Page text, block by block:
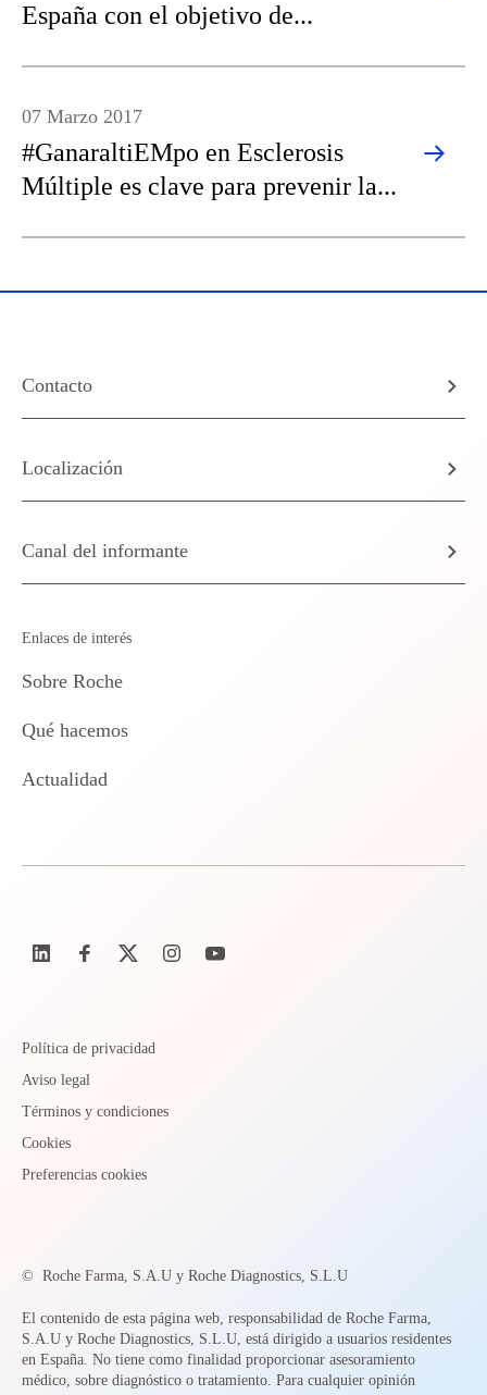
España con el objetivo de...
#GanaraltiEMpo en Esclerosis
Múltiple es clave para prevenir la...
07 Marzo 2017
Contacto
Localización
Canal del informante
Enlaces de interés
Sobre Roche
Qué hacemos
Actualidad
Política de privacidad
Aviso legal
Términos y condiciones
Cookies
Preferencias cookies
© Roche Farma, S.A.U y Roche Diagnostics, S.L.U
El contenido de esta página web, responsabilidad de Roche Farma,
S.A.U y Roche Diagnostics, S.L.U, está dirigido a usuarios residentes
en España. No tiene como finalidad proporcionar asesoramiento
médico, sobre diagnóstico o tratamiento. Para cualquier opinión